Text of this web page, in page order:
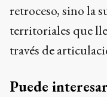
retroceso, sino la
territoriales que
través de
Puede